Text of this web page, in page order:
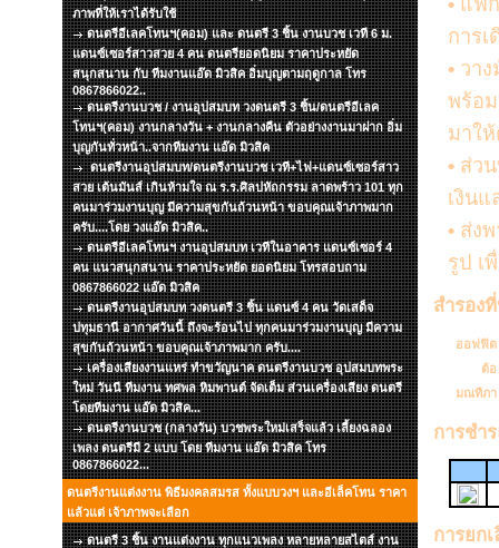
ภาพที่ให้เราได้รับใช้
ดนตรีอีเลคโทนฯ(คอม) และ ดนตรี 3 ชิ้น งานบวช เวที 6 ม.
แดนซ์เซอร์สาวสวย 4 คน ดนตรียอดนิยม ราคาประหยัด
สนุกสนาน กับ ทีมงานแอ๊ด มิวสิค อิ่มบุญตามฤดูกาล โทร
0867866022..
ดนตรีงานบวช / งานอุปสมบท วงดนตรี 3 ชิ้น/ดนตรีอีเลค
โทนฯ(คอม) งานกลางวัน + งานกลางคืน ตัวอย่างงานมาฝาก อิ่ม
บุญกันทั่วหน้า..จากทีมงาน แอ๊ด มิวสิค
ดนตรีงานอุปสมบท/ดนตรีงานบวช เวที+ไฟ+แดนซ์เซอร์สาว
สวย เต้นมันส์ เกินห้ามใจ ณ ร.ร.ศิลปหัถกรรม ลาดพร้าว 101 ทุก
คนมาร่วมงานบุญ มีความสุขกันถ้วนหน้า ขอบคุณเจ้าภาพมาก
ครับ....โดย วงแอ๊ด มิวสิค..
ดนตรีอีเลคโทนฯ งานอุปสมบท เวทีในอาคาร แดนซ์เซอร์ 4
คน แนวสนุกสนาน ราคาประหยัด ยอดนิยม โทรสอบถาม
0867866022 แอ๊ด มิวสิค
ดนตรีงานอุปสมบท วงดนตรี 3 ชิ้น แดนซ์ 4 คน วัดเสด็จ
ปทุมธานี อากาศวันนี้ ถึงจะร้อนไป ทุกคนมาร่วมงานบุญ มีความ
สุขกันถ้วนหน้า ขอบคุณเจ้าภาพมาก ครับ....
เครื่องเสียงงานแหร่ ทำขวัญนาค ดนตรีงานบวช อุปสมบทพระ
ใหม่ วันนี ทีมงาน ทศพล หิมพานต์ จัดเต็ม ส่วนเครื่องเสียง ดนตรี
โดยทีมงาน แอ๊ด มิวสิค...
ดนตรีงานบวช (กลางวัน) บวชพระใหม่เสร็จแล้ว เลี้ยงฉลอง
เพลง ดนตรีมี 2 แบบ โดย ทีมงาน แอ๊ด มิวสิค โทร
0867866022...
ดนตรีงานแต่งงาน พิธีมงคลสมรส ทั้งแบบวงฯ และอีเล็คโทน ราคา
แล้วแต่ เจ้าภาพจะเลือก
ดนตรี 3 ชิ้น งานแต่งงาน ทุกแนวเพลง หลายหลายสไตส์ งาน
• แฟ
การเ
• วา
พร้อ
มาใ
• ส่ว
เงิน
• ส่ง
รูป เ
สำรอง
ออฟฟิต
ต้
มณทืภา
การชำ
การยก